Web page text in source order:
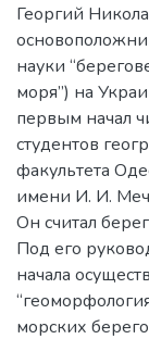
Георгий
науки
моря”) на
первым начал
студентов
факультета
имени И. И.
Он считал
Под его
начала
морских